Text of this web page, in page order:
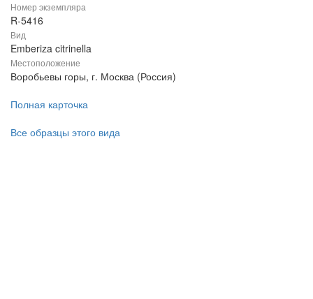
Номер экземпляра
R-5416
Вид
Emberiza citrinella
Местоположение
Воробьевы горы, г. Москва (Россия)
Полная карточка
Все образцы этого вида